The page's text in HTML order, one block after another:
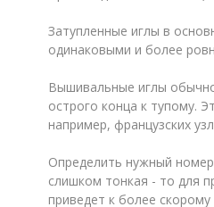
Затупленные иглы в
одинаковыми и более
Вышивальные иглы
острого конца к тупому.
например, французских
Определить нужный
слишком тонкая - то для
приведет к более